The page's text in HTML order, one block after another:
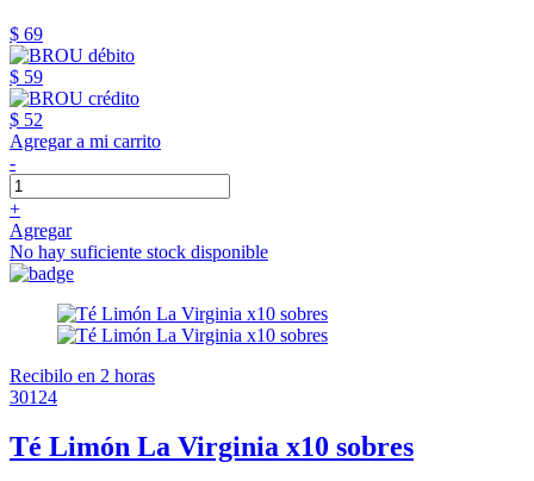
$ 69
$ 59
$ 52
Agregar a mi carrito
-
+
Agregar
No hay suficiente stock disponible
Recibilo en 2 horas
30124
Té Limón La Virginia x10 sobres